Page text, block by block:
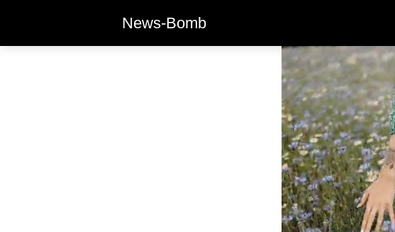
News-Bomb